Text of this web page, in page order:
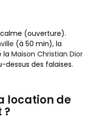
(ouverture).
(à 50 min), la
la Maison Christian Dior
dessus des falaises.
location de
?